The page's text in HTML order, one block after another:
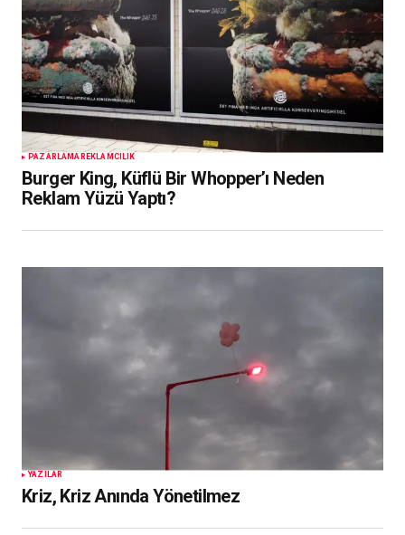
PAZARLAMA REKLAMCILIK
Burger King, Küflü Bir Whopper’ı Neden
Reklam Yüzü Yaptı?
YAZILAR
Kriz, Kriz Anında Yönetilmez